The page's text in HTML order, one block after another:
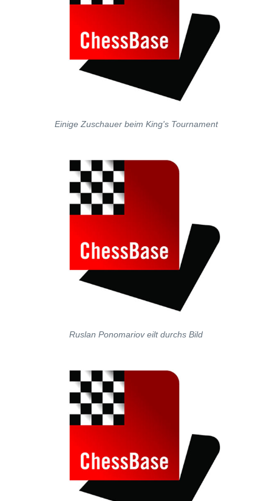
Einige Zuschauer beim King's Tournament
Ruslan Ponomariov eilt durchs Bild